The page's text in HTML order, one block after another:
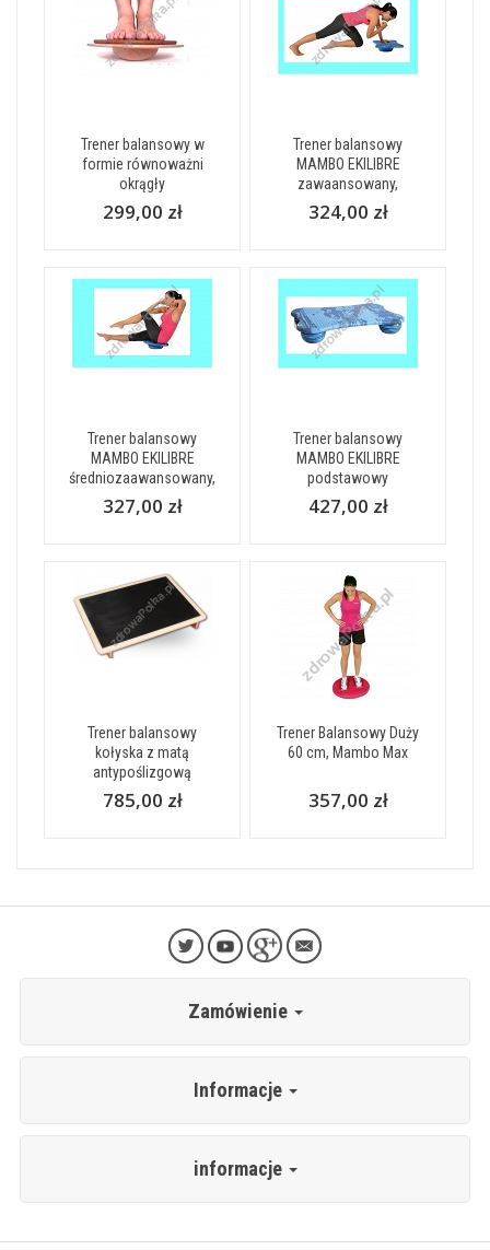
Trener balansowy w
formie równoważni
okrągły
299,00 zł
Trener balansowy
MAMBO EKILIBRE
zawaansowany,
324,00 zł
Trener balansowy
MAMBO EKILIBRE
średniozaawansowany,
327,00 zł
Trener balansowy
MAMBO EKILIBRE
podstawowy
427,00 zł
Trener balansowy
kołyska z matą
antypoślizgową
785,00 zł
Trener Balansowy Duży
60 cm, Mambo Max
357,00 zł
Zamówienie
Informacje
informacje